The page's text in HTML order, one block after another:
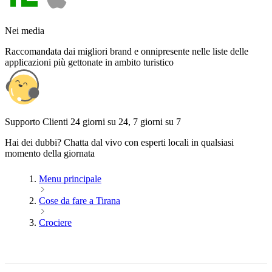
Nei media
Raccomandata dai migliori brand e onnipresente nelle liste delle
applicazioni più gettonate in ambito turistico
Supporto Clienti 24 giorni su 24, 7 giorni su 7
Hai dei dubbi? Chatta dal vivo con esperti locali in qualsiasi
momento della giornata
Menu principale
Cose da fare a Tirana
Crociere